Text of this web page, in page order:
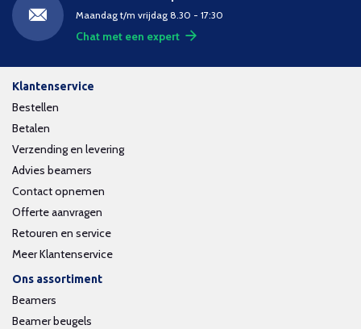
Maandag t/m vrijdag 8.30 - 17:30
Chat met een expert
Klantenservice
Bestellen
Betalen
Verzending en levering
Advies beamers
Contact opnemen
Offerte aanvragen
Retouren en service
Meer Klantenservice
Ons assortiment
Beamers
Beamer beugels